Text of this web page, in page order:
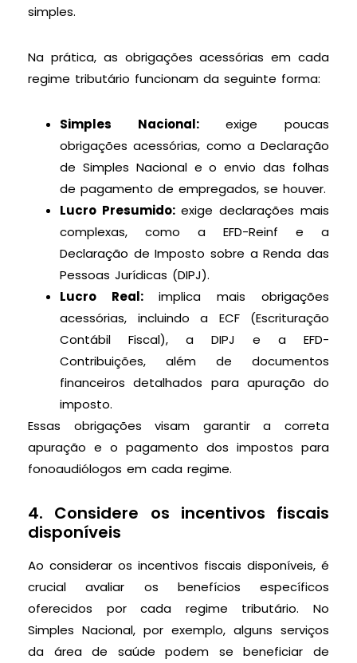
simples.
Na prática, as obrigações acessórias em cada
regime tributário funcionam da seguinte forma:
Simples Nacional: exige poucas
obrigações acessórias, como a Declaração
de Simples Nacional e o envio das folhas
de pagamento de empregados, se houver.
Lucro Presumido: exige declarações mais
complexas, como a EFD-Reinf e a
Declaração de Imposto sobre a Renda das
Pessoas Jurídicas (DIPJ).
Lucro Real: implica mais obrigações
acessórias, incluindo a ECF (Escrituração
Contábil Fiscal), a DIPJ e a EFD-
Contribuições, além de documentos
financeiros detalhados para apuração do
imposto.
Essas obrigações visam garantir a correta
apuração e o pagamento dos impostos para
fonoaudiólogos em cada regime.
4. Considere os incentivos fiscais
disponíveis
Ao considerar os incentivos fiscais disponíveis, é
crucial avaliar os benefícios específicos
oferecidos por cada regime tributário. No
Simples Nacional, por exemplo, alguns serviços
da área de saúde podem se beneficiar de